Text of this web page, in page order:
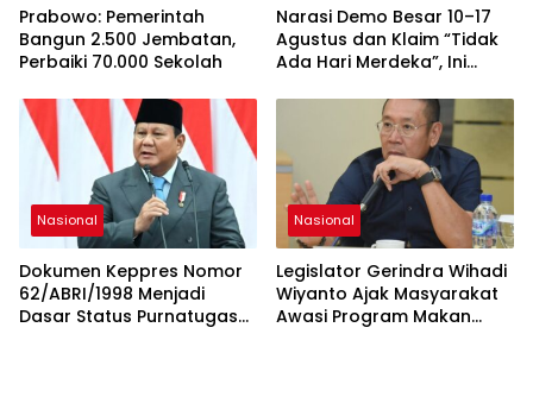
Prabowo: Pemerintah
Bangun 2.500 Jembatan,
Perbaiki 70.000 Sekolah
Narasi Demo Besar 10–17
Agustus dan Klaim “Tidak
Ada Hari Merdeka”, Ini
Nasional
Dokumen Keppres Nomor
62/ABRI/1998 Menjadi
Dasar Status Purnatugas
Nasional
Legislator Gerindra Wihadi
Wiyanto Ajak Masyarakat
Awasi Program Makan